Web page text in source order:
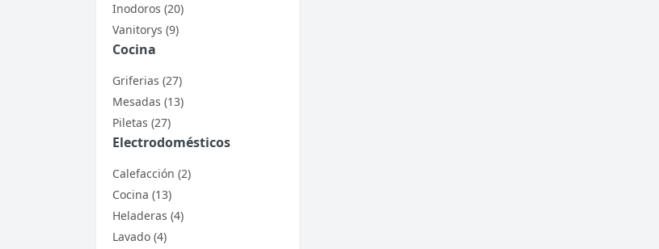
Inodoros (20)
Vanitorys (9)
Cocina
Griferias (27)
Mesadas (13)
Piletas (27)
Electrodomésticos
Calefacción (2)
Cocina (13)
Heladeras (4)
Lavado (4)